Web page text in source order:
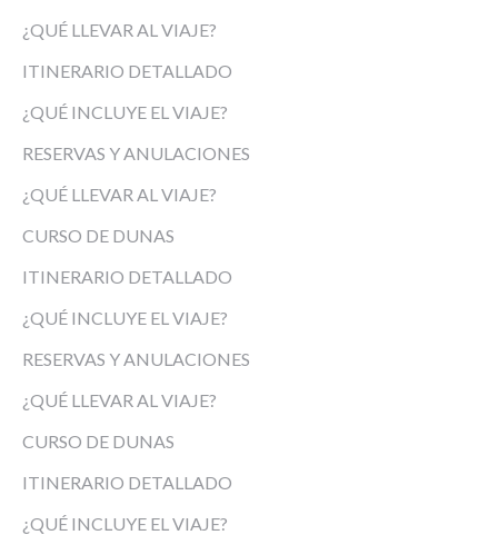
¿QUÉ LLEVAR AL VIAJE?
ITINERARIO DETALLADO
¿QUÉ INCLUYE EL VIAJE?
RESERVAS Y ANULACIONES
¿QUÉ LLEVAR AL VIAJE?
CURSO DE DUNAS
ITINERARIO DETALLADO
¿QUÉ INCLUYE EL VIAJE?
RESERVAS Y ANULACIONES
¿QUÉ LLEVAR AL VIAJE?
CURSO DE DUNAS
ITINERARIO DETALLADO
¿QUÉ INCLUYE EL VIAJE?